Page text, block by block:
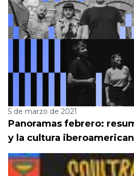
5 de marzo de 2021
Panoramas febrero:
y la cultura